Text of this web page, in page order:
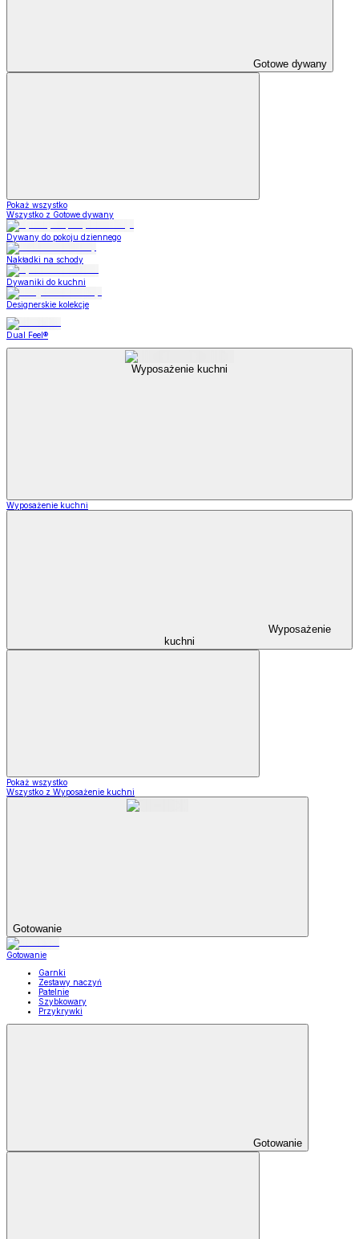
Gotowe dywany
Pokaż wszystko
Wszystko z Gotowe dywany
Dywany do pokoju dziennego
Nakładki na schody
Dywaniki do kuchni
Designerskie kolekcje
Dual Feel®
Wyposażenie kuchni
Wyposażenie kuchni
Wyposażenie
kuchni
Pokaż wszystko
Wszystko z Wyposażenie kuchni
Gotowanie
Gotowanie
Garnki
Zestawy naczyń
Patelnie
Szybkowary
Przykrywki
Gotowanie